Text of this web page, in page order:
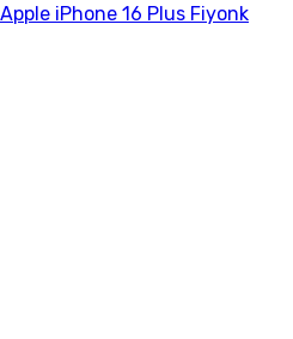
iPhone 16 Plus Fiyonk